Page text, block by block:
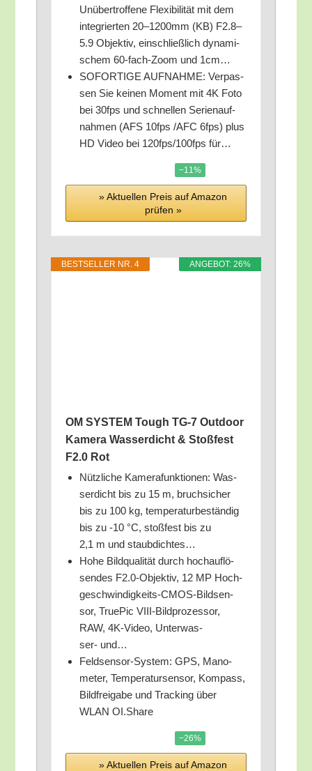
Unüber­trof­fe­ne Fle­xi­bi­li­tät mit dem
inte­grier­ten 20–1200mm (KB) F2.8–
5.9 Objek­tiv, ein­schließ­lich dyna­mi­
schem 60-fach-Zoom und 1cm…
SOFORTIGE AUFNAHME: Ver­pas­
sen Sie kei­nen Moment mit 4K Foto
bei 30fps und schnel­len Seri­en­auf­
nah­men (AFS 10fps /​AFC 6fps) plus
HD Video bei 120fps/​100fps für…
−11%
» Aktu­el­len Preis auf Ama­zon
prü­fen »
ANGE­BOT: 26%
BEST­SEL­LER NR. 4
OM SYSTEM Tough TG‑7 Out­door
Kame­ra Was­ser­dicht & Stoß­fest
F2.0 Rot
Nütz­li­che Kame­ra­funk­tio­nen: Was­
ser­dicht bis zu 15 m, bruch­si­cher
bis zu 100 kg, tem­pe­ra­tur­be­stän­dig
bis zu ‑10 °C, stoß­fest bis zu
2,1 m und staubdichtes…
Hohe Bild­qua­li­tät durch hoch­auf­lö­
sen­des F2.0‑Objektiv, 12 MP Hoch­
ge­schwin­dig­keits-CMOS-Bild­sen­
sor, True­Pic VIII-Bild­pro­zes­sor,
RAW, 4K-Video, Unter­was­
ser- und…
Feld­sen­sor-Sys­tem: GPS, Mano­
me­ter, Tem­pe­ra­tur­sen­sor, Kom­pass,
Bild­frei­ga­be und Track­ing über
WLAN OI.Share
−26%
» Aktu­el­len Preis auf Ama­zon